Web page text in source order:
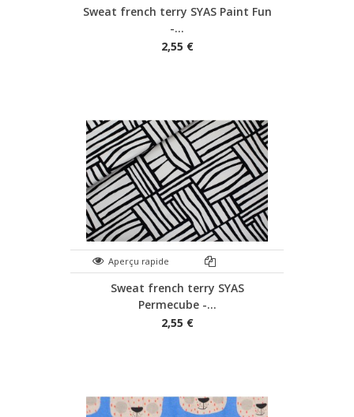
Sweat french terry SYAS Paint Fun
-...
2,55 €
Aperçu rapide
Sweat french terry SYAS
Permecube -...
2,55 €